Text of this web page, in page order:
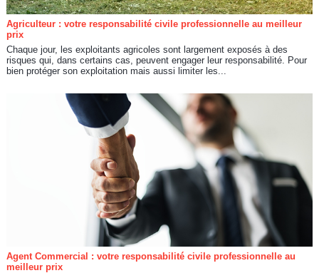
Agriculteur : votre responsabilité civile professionnelle au meilleur
prix
Chaque jour, les exploitants agricoles sont largement exposés à des
risques qui, dans certains cas, peuvent engager leur responsabilité. Pour
bien protéger son exploitation mais aussi limiter les...
Agent Commercial : votre responsabilité civile professionnelle au
meilleur prix